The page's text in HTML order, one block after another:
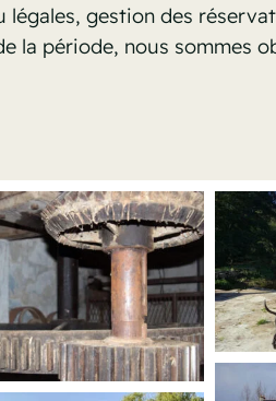
gestion des
période, nous sommes